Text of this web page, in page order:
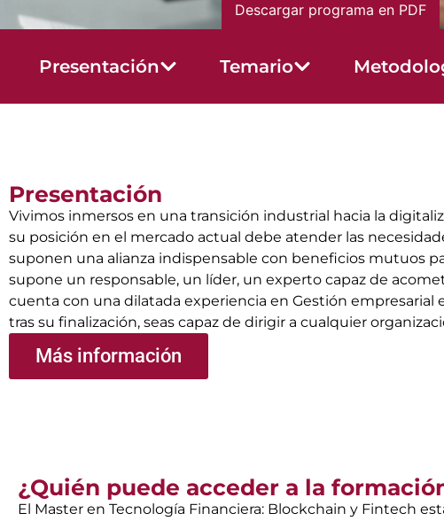
Descargar programa en PDF
Presentación Temario
Presentación
Vivimos inmersos en una transición industrial hacia la
su posición en el mercado actual debe atender las
suponen una alianza indispensable con beneficios mutuos
supone un responsable, un líder, un experto capaz de
cuenta con una dilatada experiencia en Gestión empresarial
tras su finalización, seas capaz de dirigir a cualquier
Más información
¿Quién puede acceder a la
El Master en Tecnología Financiera: Blockchain y Fintech